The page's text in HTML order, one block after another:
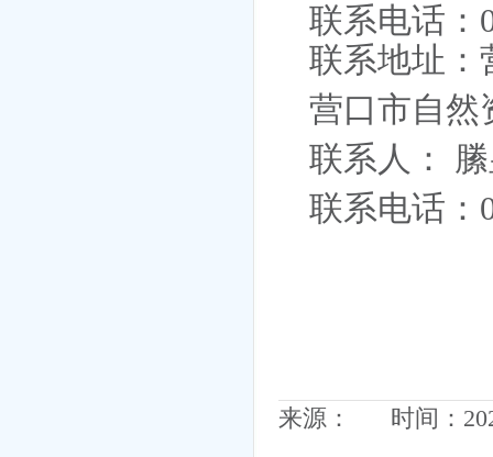
联系电话：
联系地址：
营口市自然
联系人：
联系电话：
来源： 时间：